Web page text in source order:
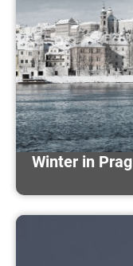
Winter in Prag